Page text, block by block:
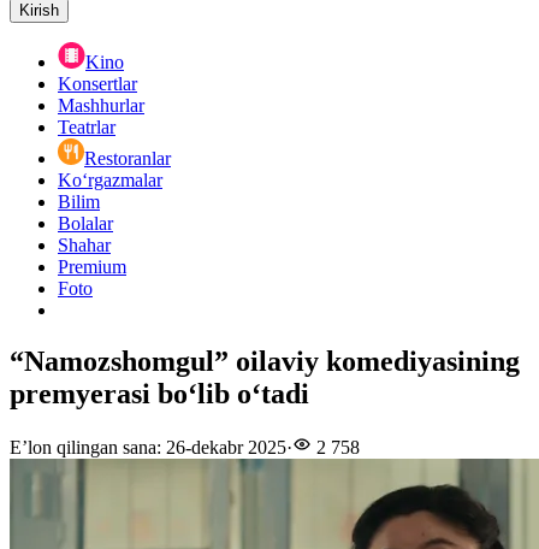
Kirish
Kino
Konsertlar
Mashhurlar
Teatrlar
Restoranlar
Ko‘rgazmalar
Bilim
Bolalar
Shahar
Premium
Foto
“Namozshomgul” oilaviy komediyasining
premyerasi boʻlib oʻtadi
E’lon qilingan sana: 26-dekabr 2025· 2 758